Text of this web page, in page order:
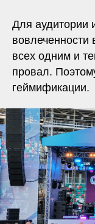
Для аудитории
вовлеченности
всех одним и
провал.
геймификации.